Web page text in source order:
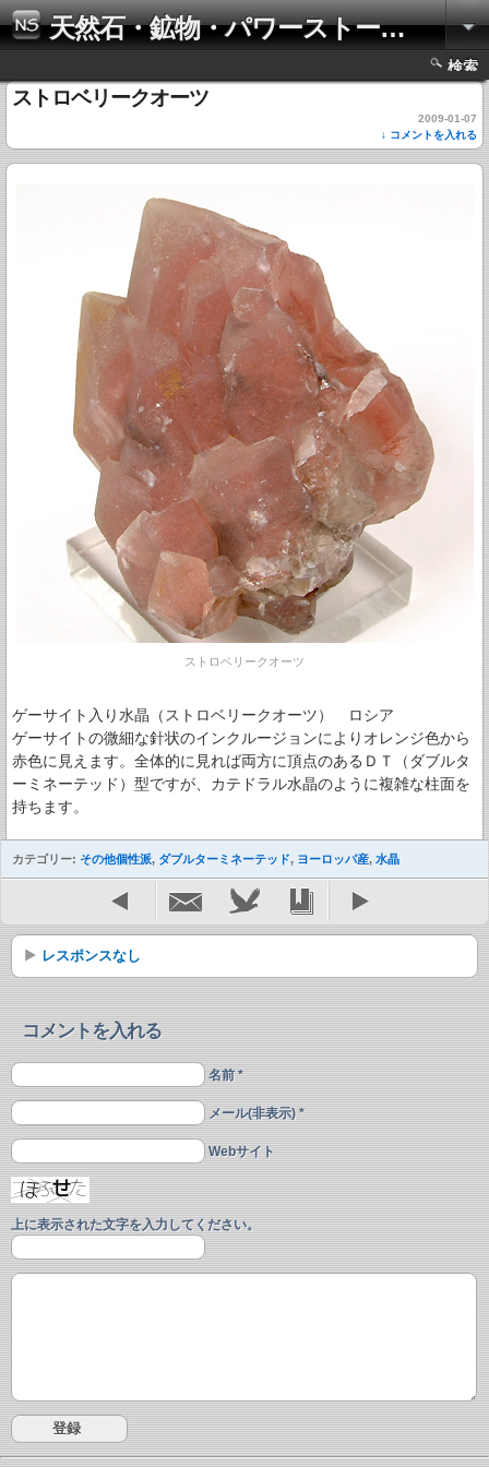
天然石・鉱物・パワーストーンの写真集
検索
ストロベリークオーツ
2009-01-07
↓ コメントを入れる
ストロベリークオーツ
ゲーサイト入り水晶（ストロベリークオーツ） ロシア
ゲーサイトの微細な針状のインクルージョンによりオレンジ色から
赤色に見えます。全体的に見れば両方に頂点のあるＤＴ（ダブルタ
ーミネーテッド）型ですが、カテドラル水晶のように複雑な柱面を
持ちます。
カテゴリー: その他個性派, ダブルターミネーテッド, ヨーロッパ産, 水晶
レスポンスなし
コメントを入れる
名前 *
メール(非表示) *
Webサイト
上に表示された文字を入力してください。